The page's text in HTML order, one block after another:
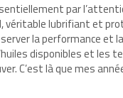
par
véritable lubrifiant et
la performance et
disponibles et les
C’est là que mes